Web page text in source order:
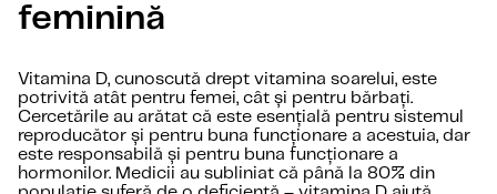
feminină
Vitamina D, cunoscută drept vitamina soarelui, este
potrivită atât pentru femei, cât și pentru bărbați.
Cercetările au arătat că este esențială pentru sistemul
reproducător și pentru buna funcționare a acestuia, dar
este responsabilă și pentru buna funcționare a
hormonilor. Medicii au subliniat că până la 80% din